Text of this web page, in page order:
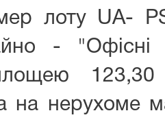
лоту UA-
- "Офісні
123,30
на нерухоме